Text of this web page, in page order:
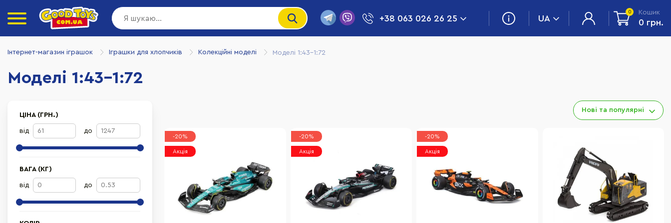
+38 063 026 26 25 UA
0 Кошик
0 грн.
Інтернет-магазин іграшок Іграшки для хлопчиків Колекційні моделі Моделі 1:43-1:72
Моделі 1:43-1:72
ЦІНА (ГРН.)
від до
ВАГА (КГ)
від до
Нові та популярні
-20%
Акція
-20%
Акція
-20%
Акція